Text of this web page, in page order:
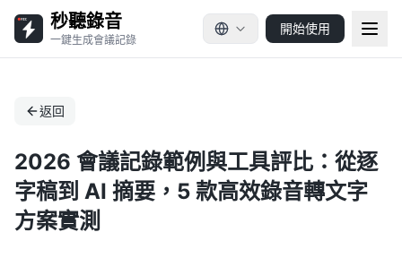
秒聽錄音
一鍵生成會議記錄
開始使用
返回
2026 會議記錄範例與工具評比：從逐
字稿到 AI 摘要，5 款高效錄音轉文字
方案實測